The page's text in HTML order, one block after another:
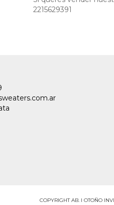
2215629391
COPYRIGHT AB. I OTOÑO